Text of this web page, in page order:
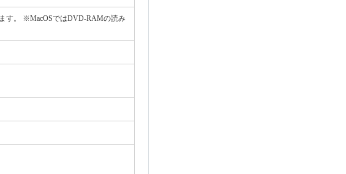
す。 ※MacOSではDVD-RAMの読み